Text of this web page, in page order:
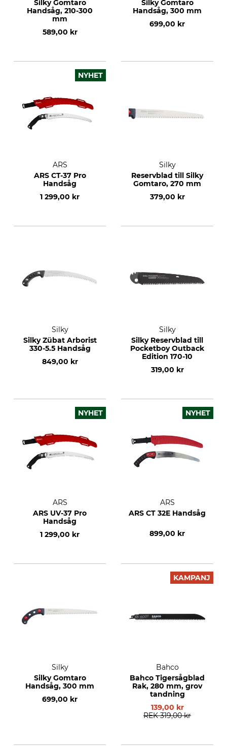
Silky Gomtaro
Handsåg, 210-300
mm
589,00 kr
Silky Gomtaro
Handsåg, 300 mm
699,00 kr
NYHET
ARS
ARS CT-37 Pro
Handsåg
1 299,00 kr
Silky
Reservblad till Silky
Gomtaro, 270 mm
379,00 kr
Silky
Silky Zübat Arborist
330-5.5 Handsåg
849,00 kr
Silky
Silky Reservblad till
Pocketboy Outback
Edition 170-10
319,00 kr
NYHET
ARS
ARS UV-37 Pro
Handsåg
1 299,00 kr
NYHET
ARS
ARS CT 32E Handsåg
899,00 kr
Silky
Silky Gomtaro
Handsåg, 300 mm
699,00 kr
KAMPANJ
Bahco
Bahco Tigersågblad
Rak, 280 mm, grov
tandning
139,00 kr
REK 319,00 kr